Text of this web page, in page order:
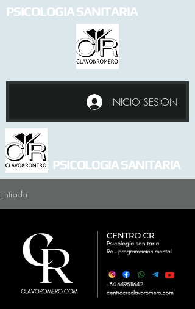
PSICOLOGIA SANITARIA
INICIO SESION
PSICOLOGIA SANITARIA
Entrada